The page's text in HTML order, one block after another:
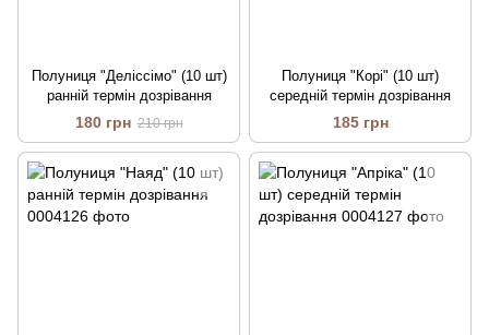
Полуниця "Деліссімо" (10 шт)
ранній термін дозрівання
180 грн 210 грн
Полуниця "Корі" (10 шт)
середній термін дозрівання
185 грн